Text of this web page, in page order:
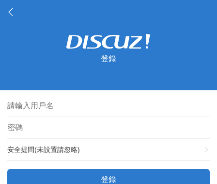
登錄
安全提問(未設置請忽略)
登錄